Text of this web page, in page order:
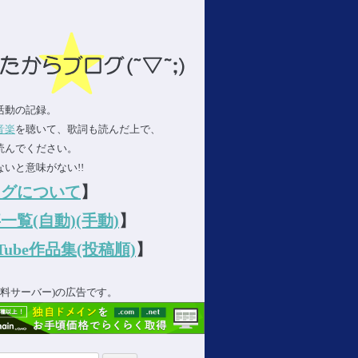
の記録。
楽を聴いて、歌詞も読んだ上で、
でください。
いと意味がない!!
について】
覧(自動)(手動)】
作品集(投稿順)】
サーバー)の広告です。